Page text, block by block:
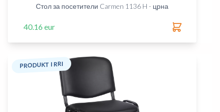
Стол за посетители Carmen 1136 H - црна
40.16 eur
PRODUKT I RRI